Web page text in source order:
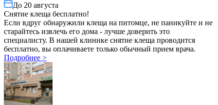
До 20 августа
Cнятие клеща бесплатно!
Если вдруг обнаружили клеща на питомце, не паникуйте и не
старайтесь извлечь его дома - лучше доверить это
специалисту. В нашей клинике снятие клеща проводится
бесплатно, вы оплачиваете только обычный прием врача.
Подробнее >